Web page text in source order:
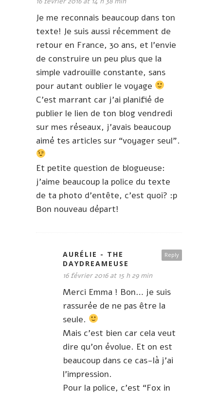
Je me reconnais beaucoup dans ton
texte! Je suis aussi récemment de
retour en France, 30 ans, et l’envie
de construire un peu plus que la
simple vadrouille constante, sans
pour autant oublier le voyage
C’est marrant car j’ai planifié de
publier le lien de ton blog vendredi
sur mes réseaux, j’avais beaucoup
aimé tes articles sur “voyager seul”.
Et petite question de blogueuse:
j’aime beaucoup la police du texte
de ta photo d’entête, c’est quoi? :p
Bon nouveau départ!
Reply
AURÉLIE - THE
DAYDREAMEUSE
16 février 2016 at 15 h 29 min
Merci Emma ! Bon… je suis
rassurée de ne pas être la
seule.
Mais c’est bien car cela veut
dire qu’on évolue. Et on est
beaucoup dans ce cas-là j’ai
l’impression.
Pour la police, c’est “Fox in